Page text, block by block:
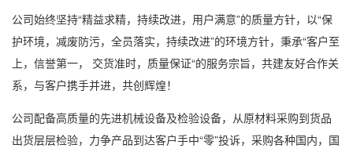
公司始终坚持“精益求精，持续改进，用户满意”的质量方针，以“保
护环境，减废防污，全员落实，持续改进”的环境方针，秉承“客户至
上，信誉第一， 交货准时，质量保证“的服务宗旨，共建友好合作关
系，与客户携手并进，共创辉煌！
公司配备高质量的先进机械设备及检验设备，从原材料采购到货品
出货层层检验，力争产品到达客户手中“零”投诉，采购各种国内，国